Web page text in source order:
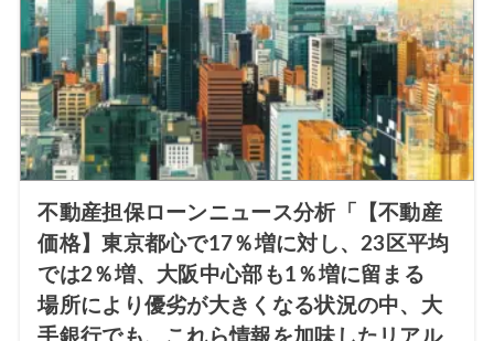
不動産担保ローンニュース分析「【不動産
価格】東京都心で17％増に対し、23区平均
では2％増、大阪中心部も1％増に留まる
場所により優劣が大きくなる状況の中、大